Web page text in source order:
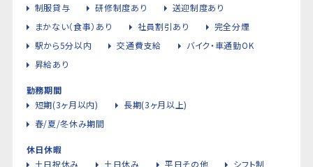
制服貸与
研修制度あり
送迎制度あり
まかない（食事）あり
社員割引あり
完全分煙
駅から5分以内
交通費支給
バイク・車通勤OK
昇給あり
勤務期間
短期(3ヶ月以内)
長期(3ヶ月以上)
春/夏/冬休み期間
休日休暇
土日祝休み
土日休み 平日その他
シフト制